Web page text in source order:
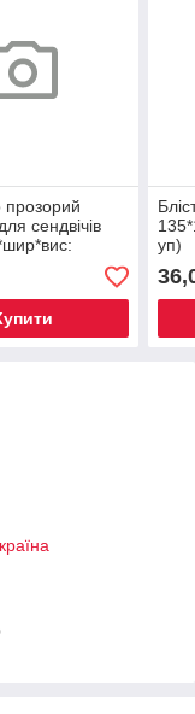
прозорий
сендвічів
уп)